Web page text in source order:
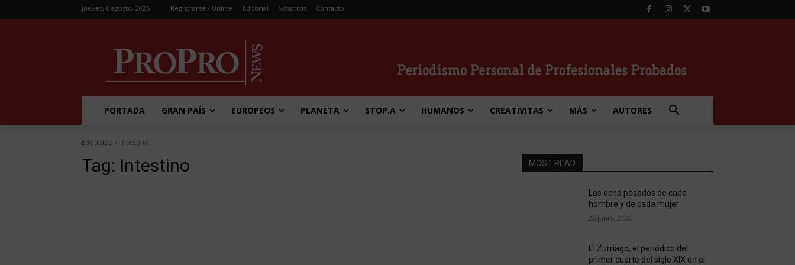
jueves, 6 agosto, 2026 Registrarse / Unirse Editorial Nosotros Contacto
PORTADA GRAN PAÍS EUROPEOS PLANETA STOP.A HUMANOS CREATIVITAS MÁS AUTORES
Etiquetas Intestino
Tag: Intestino MOST READ
Los ocho pasados de cada
hombre y de cada mujer
26 junio, 2026
El Zurriago, el periódico del
primer cuarto del siglo XIX en el